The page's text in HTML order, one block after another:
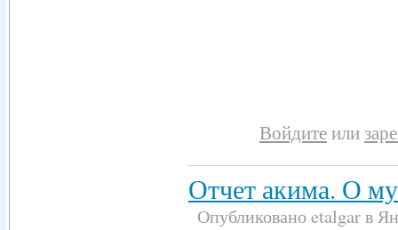
Войдитеили
Отчет акима. О
Опубликовано etalgar в